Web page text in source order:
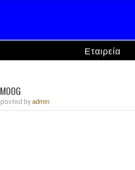
Εταιρεία
MOOG
posted by admin